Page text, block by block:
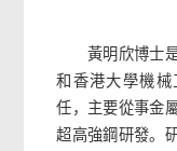
黃明欣博士
和香港大學機
任，主要從事金
超高強鋼研發。